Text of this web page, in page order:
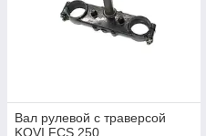
Вал рулевой с траверсой
KOVI FCS 250